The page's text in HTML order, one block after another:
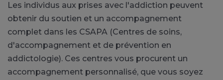
Les individus aux prises avec l'addiction peuvent
obtenir du soutien et un accompagnement
complet dans les CSAPA (Centres de soins,
d'accompagnement et de prévention en
addictologie). Ces centres vous procurent un
accompagnement personnalisé, que vous soyez